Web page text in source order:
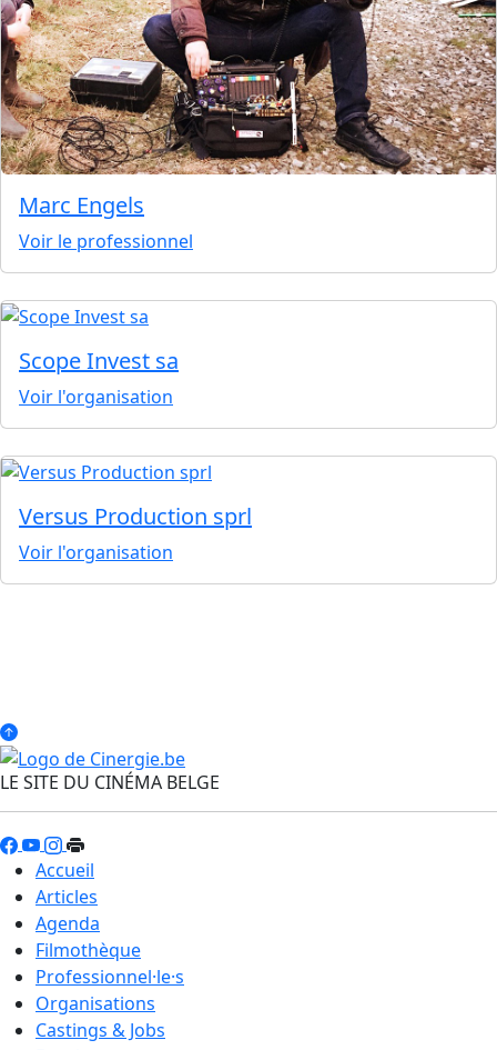
Marc Engels
Voir le professionnel
Scope Invest sa
Voir l'organisation
Versus Production sprl
Voir l'organisation
LE SITE DU CINÉMA BELGE
Accueil
Articles
Agenda
Filmothèque
Professionnel·le·s
Organisations
Castings & Jobs